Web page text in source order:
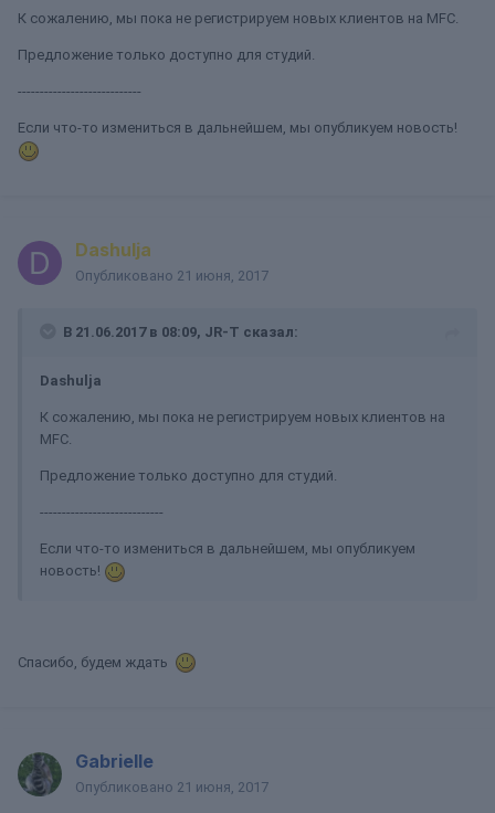
К сожалению, мы пока не регистрируем новых клиентов на MFC.
Предложение только доступно для студий.
----------------------------
Если что-то измениться в дальнейшем, мы опубликуем новость!
Dashulja
Опубликовано 21 июня, 2017
В 21.06.2017 в 08:09, JR-T сказал:
Dashulja
К сожалению, мы пока не регистрируем новых клиентов на
MFC.
Предложение только доступно для студий.
----------------------------
Если что-то измениться в дальнейшем, мы опубликуем
новость!
Спасибо, будем ждать
Gabrielle
Опубликовано 21 июня, 2017